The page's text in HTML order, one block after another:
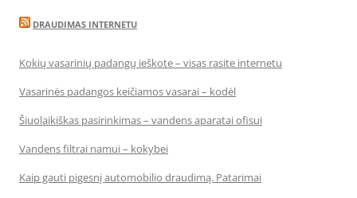
DRAUDIMAS INTERNETU
Kokių vasarinių padangų ieškote – visas rasite internetu
Vasarinės padangos keičiamos vasarai – kodėl
Šiuolaikiškas pasirinkimas – vandens aparatai ofisui
Vandens filtrai namui – kokybei
Kaip gauti pigesnį automobilio draudimą. Patarimai